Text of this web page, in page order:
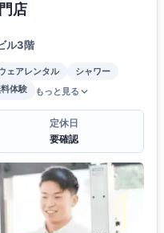
店
ル3階
ェアレンタル
シャワー
体験 もっと見る
定休日
要確認